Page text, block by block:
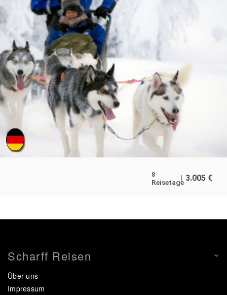
8
Reisetage 3.005 €
Scharff Reisen
Über uns
Impressum